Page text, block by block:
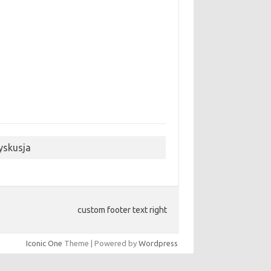
custom footer text right
Iconic One Theme | Powered by Wordpress